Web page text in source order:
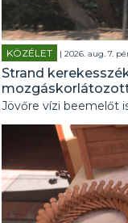
KÖZÉLET | 2026. aug. 7.
Strand
Jövőre vízi beemelőt